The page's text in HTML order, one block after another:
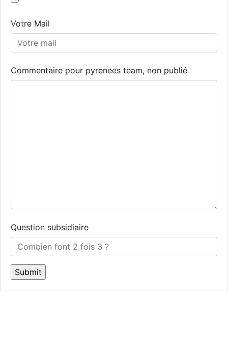
Votre Mail
Commentaire pour pyrenees team, non publié
Question subsidiaire